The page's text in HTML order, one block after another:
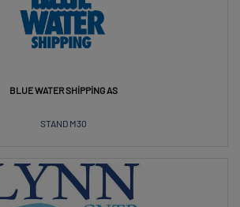
BLUE WATER SHIPPING AS
STAND M30